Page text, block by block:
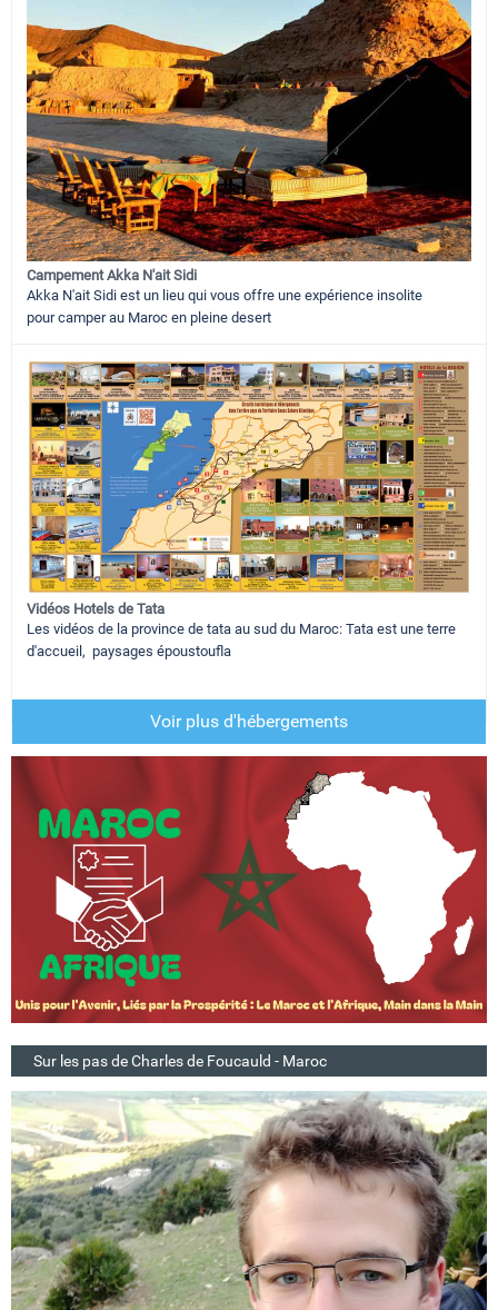
Campement Akka N'ait Sidi
Akka N'ait Sidi est un lieu qui vous offre une expérience insolite
pour camper au Maroc en pleine desert
Vidéos Hotels de Tata
Les vidéos de la province de tata au sud du Maroc: Tata est une terre
d'accueil, paysages époustoufla
Voir plus d'hébergements
Sur les pas de Charles de Foucauld - Maroc